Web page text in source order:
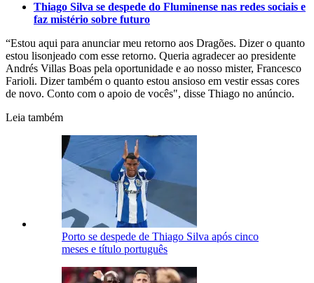
Thiago Silva se despede do Fluminense nas redes sociais e
faz mistério sobre futuro
“Estou aqui para anunciar meu retorno aos Dragões. Dizer o quanto
estou lisonjeado com esse retorno. Queria agradecer ao presidente
Andrés Villas Boas pela oportunidade e ao nosso mister, Francesco
Farioli. Dizer também o quanto estou ansioso em vestir essas cores
de novo. Conto com o apoio de vocês", disse Thiago no anúncio.
Leia também
Porto se despede de Thiago Silva após cinco
meses e título português